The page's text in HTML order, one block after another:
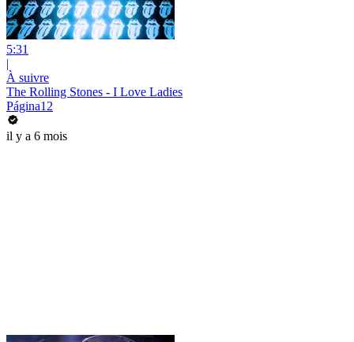
5:31
|
À suivre
The Rolling Stones - I Love Ladies
Página12
il y a 6 mois